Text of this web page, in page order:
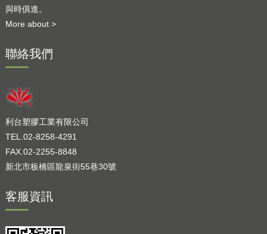
與時俱進。
More about >
聯絡我們
利台塑膠工業有限公司
TEL.02-8258-4291
FAX.02-2255-8848
新北市板橋區龍泉街55巷30號
客服資訊